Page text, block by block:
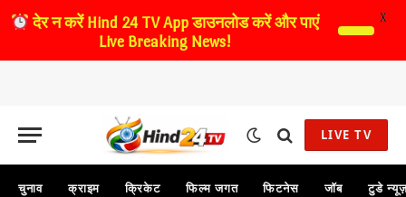
LIVE TV
चुनाव क्राइम क्रिकेट फिल्म जगत फिटनेस जॉब टुडे
देर न करेंHind 24 TV App डाउनलोड करें और पाएं
Live Breaking News!
X